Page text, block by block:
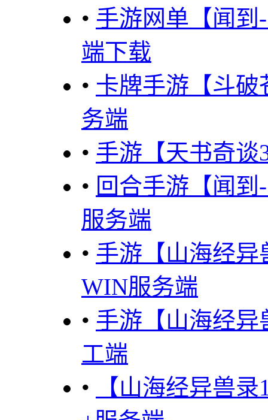
• 手游网单【闻
端下载
• 卡牌手游【斗
务端
• 手游【天书奇
• 回合手游【闻
服务端
• 手游【山海经异
WIN服务端
• 手游【山海经异
工端
•
【山海经异兽